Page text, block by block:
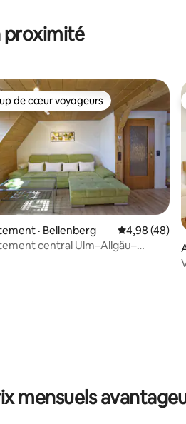
proximité
5 sur 5, 46 commentaires
de cœur voyageurs parmi les plus aimés
de cœur voyageurs
· Bellenberg Note
4,98 (48)
central Ulm–Allgäu–
mensuels